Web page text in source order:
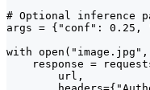
# Optional inference
args = {"conf": 0.25,
with
response =
        url,